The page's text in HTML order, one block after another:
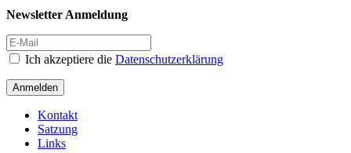
Newsletter Anmeldung
Ich akzeptiere die Datenschutzerklärung
Anmelden
Kontakt
Satzung
Links